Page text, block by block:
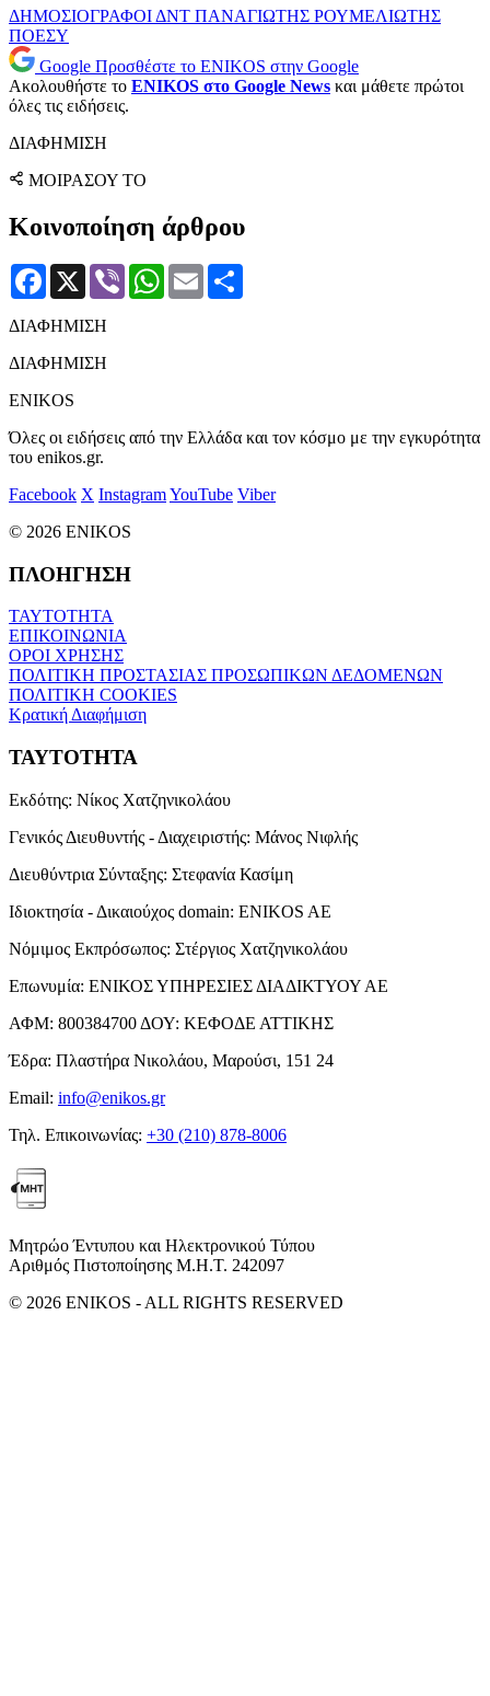
ΔΗΜΟΣΙΟΓΡΑΦΟΙ ΔΝΤ ΠΑΝΑΓΙΩΤΗΣ ΡΟΥΜΕΛΙΩΤΗΣ
ΠΟΕΣΥ
Google Προσθέστε το ENIKOS στην Google
Ακολουθήστε το ENIKOS στο Google News και μάθετε πρώτοι
όλες τις ειδήσεις.
ΔΙΑΦΗΜΙΣΗ
ΜΟΙΡΑΣΟΥ ΤΟ
Κοινοποίηση άρθρου
Facebook
X Viber WhatsApp
Email
ΔΙΑΦΗΜΙΣΗ
ΔΙΑΦΗΜΙΣΗ
ENIKOS
Όλες οι ειδήσεις από την Ελλάδα και τον κόσμο με την εγκυρότητα
του enikos.gr.
Facebook X InstagramYouTube Viber
© 2026 ENIKOS
ΠΛΟΗΓΗΣΗ
ΤΑΥΤΟΤΗΤΑ
ΕΠΙΚΟΙΝΩΝΙΑ
ΟΡΟΙ ΧΡΗΣΗΣ
ΠΟΛΙΤΙΚΗ ΠΡΟΣΤΑΣΙΑΣ ΠΡΟΣΩΠΙΚΩΝ ΔΕΔΟΜΕΝΩΝ
ΠΟΛΙΤΙΚΗ COOKIES
Κρατική Διαφήμιση
ΤΑΥΤΟΤΗΤΑ
Εκδότης: Νίκος Χατζηνικολάου
Γενικός Διευθυντής - Διαχειριστής: Μάνος Νιφλής
Διευθύντρια Σύνταξης: Στεφανία Κασίμη
Ιδιοκτησία - Δικαιούχος domain: ENIKOS AE
Νόμιμος Εκπρόσωπος: Στέργιος Χατζηνικολάου
Επωνυμία: ΕΝΙΚΟΣ ΥΠΗΡΕΣΙΕΣ ΔΙΑΔΙΚΤΥΟΥ ΑΕ
ΑΦΜ: 800384700 ΔΟΥ: ΚΕΦΟΔΕ ΑΤΤΙΚΗΣ
Έδρα: Πλαστήρα Νικολάου, Μαρούσι, 151 24
Email: info@enikos.gr
Τηλ. Επικοινωνίας: +30 (210) 878-8006
Μητρώο Έντυπου και Ηλεκτρονικού Τύπου
Αριθμός Πιστοποίησης Μ.Η.Τ. 242097
© 2026 ENIKOS - ALL RIGHTS RESERVED